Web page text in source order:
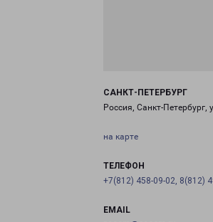
САНКТ-ПЕТЕРБУРГ
Россия, Санкт-
на карте
ТЕЛЕФОН
+7(812) 458-09-02, 8(812)
EMAIL